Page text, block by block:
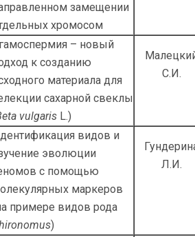
замеще­нии
хромосом
– новый
к созданию
материала для
сахарной свеклы
vulgaris L.)
С.И.
видов и
эволю­ции
с помощью
маркеров
примере видов рода
)
Л.И.